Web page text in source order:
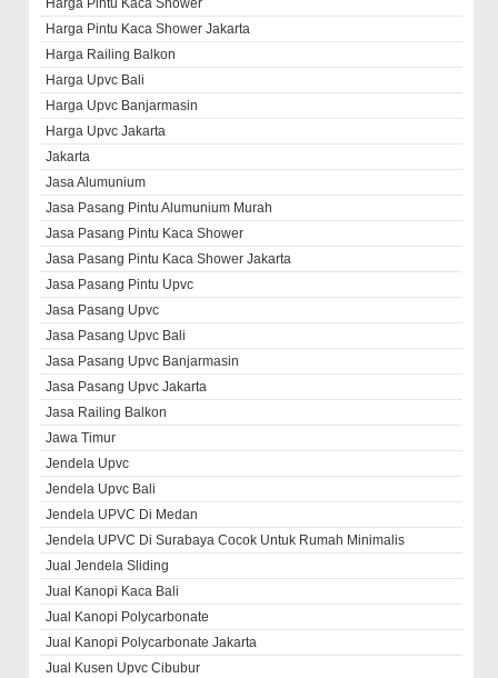
Harga Pintu Kaca Shower
Harga Pintu Kaca Shower Jakarta
Harga Railing Balkon
Harga Upvc Bali
Harga Upvc Banjarmasin
Harga Upvc Jakarta
Jakarta
Jasa Alumunium
Jasa Pasang Pintu Alumunium Murah
Jasa Pasang Pintu Kaca Shower
Jasa Pasang Pintu Kaca Shower Jakarta
Jasa Pasang Pintu Upvc
Jasa Pasang Upvc
Jasa Pasang Upvc Bali
Jasa Pasang Upvc Banjarmasin
Jasa Pasang Upvc Jakarta
Jasa Railing Balkon
Jawa Timur
Jendela Upvc
Jendela Upvc Bali
Jendela UPVC Di Medan
Jendela UPVC Di Surabaya Cocok Untuk Rumah Minimalis
Jual Jendela Sliding
Jual Kanopi Kaca Bali
Jual Kanopi Polycarbonate
Jual Kanopi Polycarbonate Jakarta
Jual Kusen Upvc Cibubur